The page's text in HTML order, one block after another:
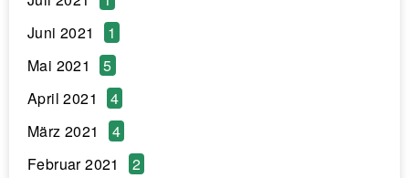
Juni 2021
1
Mai 2021
5
April 2021
4
März 2021
4
Februar 2021
2